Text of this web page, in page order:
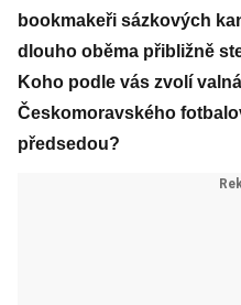
bookmakeři sázkových
dlouho oběma přibližně
Koho podle vás zvolí
Českomoravského
předsedou?